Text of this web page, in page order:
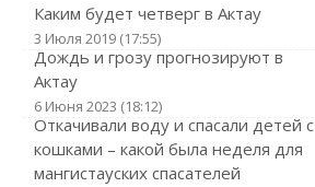
Каким будет четверг в Актау
3 Июля 2019 (17:55)
Дождь и грозу прогнозируют в
Актау
6 Июня 2023 (18:12)
Откачивали воду и спасали детей с
кошками – какой была неделя для
мангистауских спасателей